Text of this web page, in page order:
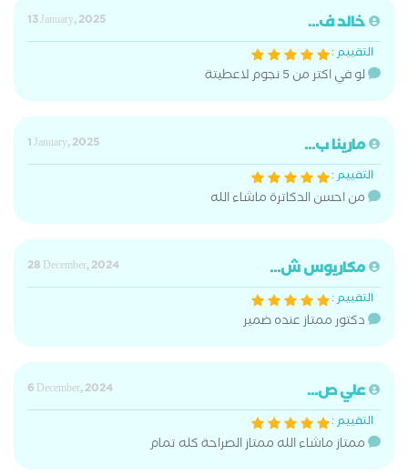
خالد ف...
13 January, 2025
التقييم :
لو في اكتر من 5 نجوم لاعطيتة
مارينا ب...
1 January, 2025
التقييم :
من احسن الدكاترة ماشاء الله
مكاريوس ش...
28 December, 2024
التقييم :
دكتور ممتاز عنده ضمير
علي ص...
6 December, 2024
التقييم :
ممتاز ماشاء الله ممتاز الصراحة كله تمام